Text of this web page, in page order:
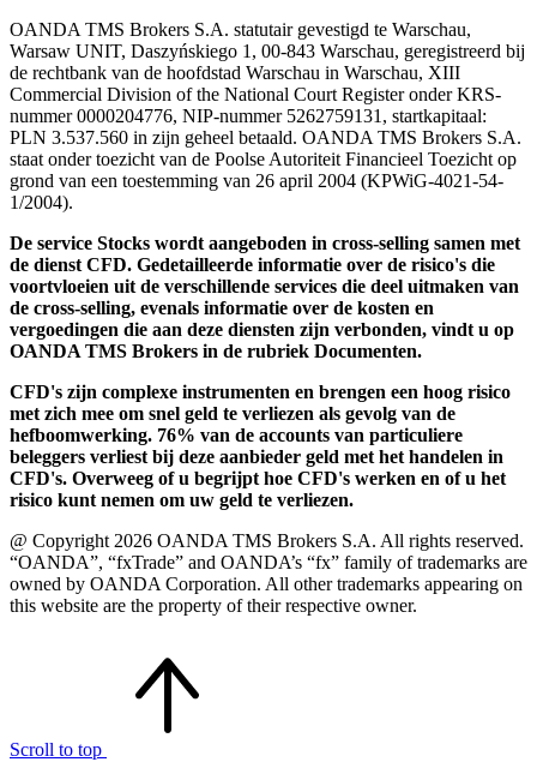
OANDA TMS Brokers S.A. statutair gevestigd te Warschau,
Warsaw UNIT, Daszyńskiego 1, 00-843 Warschau, geregistreerd bij
de rechtbank van de hoofdstad Warschau in Warschau, XIII
Commercial Division of the National Court Register onder KRS-
nummer 0000204776, NIP-nummer 5262759131, startkapitaal:
PLN 3.537.560 in zijn geheel betaald. OANDA TMS Brokers S.A.
staat onder toezicht van de Poolse Autoriteit Financieel Toezicht op
grond van een toestemming van 26 april 2004 (KPWiG-4021-54-
1/2004).
De service Stocks wordt aangeboden in cross-selling samen met
de dienst CFD. Gedetailleerde informatie over de risico's die
voortvloeien uit de verschillende services die deel uitmaken van
de cross-selling, evenals informatie over de kosten en
vergoedingen die aan deze diensten zijn verbonden, vindt u op
OANDA TMS Brokers in de rubriek Documenten.
CFD's zijn complexe instrumenten en brengen een hoog risico
met zich mee om snel geld te verliezen als gevolg van de
hefboomwerking. 76% van de accounts van particuliere
beleggers verliest bij deze aanbieder geld met het handelen in
CFD's. Overweeg of u begrijpt hoe CFD's werken en of u het
risico kunt nemen om uw geld te verliezen.
@ Copyright 2026 OANDA TMS Brokers S.A. All rights reserved.
“OANDA”, “fxTrade” and OANDA’s “fx” family of trademarks are
owned by OANDA Corporation. All other trademarks appearing on
this website are the property of their respective owner.
Scroll to top